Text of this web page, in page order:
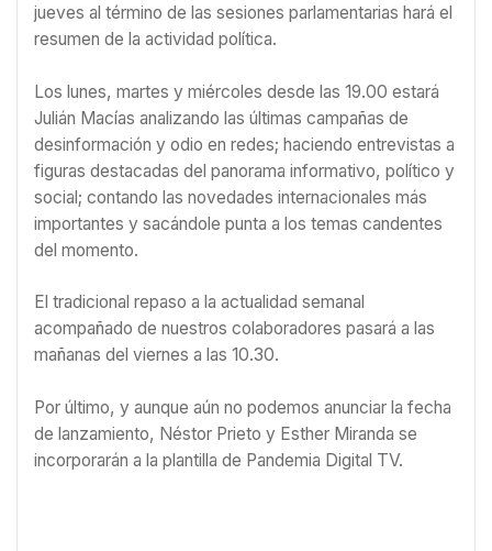
jueves al término de las sesiones parlamentarias hará el
resumen de la actividad política.
Los lunes, martes y miércoles desde las 19.00 estará
Julián Macías analizando las últimas campañas de
desinformación y odio en redes; haciendo entrevistas a
figuras destacadas del panorama informativo, político y
social; contando las novedades internacionales más
importantes y sacándole punta a los temas candentes
del momento.
El tradicional repaso a la actualidad semanal
acompañado de nuestros colaboradores pasará a las
mañanas del viernes a las 10.30.
Por último, y aunque aún no podemos anunciar la fecha
de lanzamiento, Néstor Prieto y Esther Miranda se
incorporarán a la plantilla de Pandemia Digital TV.